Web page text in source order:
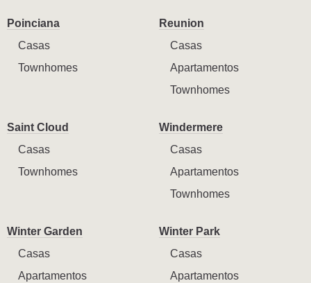
Poinciana
Casas
Townhomes
Reunion
Casas
Apartamentos
Townhomes
Saint Cloud
Casas
Townhomes
Windermere
Casas
Apartamentos
Townhomes
Winter Garden
Casas
Apartamentos
Winter Park
Casas
Apartamentos